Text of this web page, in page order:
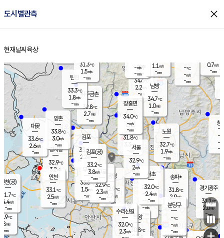
도시별관측 close
홈
현재날씨 육상
의도
℃
m/s
mm
양주
34.6℃
2.2
-mm
과천
- ℃
-m/s
- mm
경기광주
31.1℃
2.0m/s
-mm
경서동
32.9℃
3.2 m/s
-mm
파주금촌
32.8℃
2.7m/s
-mm
-℃
-m/s
-mm
대곶
33.6℃
2.6m/s
-mm
창
-
-m/
-
탄현
33.3℃
1.8m/s
-mm
0.7m/s
-mm
의왕
30.8℃
m/s
김포
33.4℃
2.2 m/s
mm
광명
32.9 ℃
2.7 m/s
-mm
부천
33.3℃
1.5m/s
-mm
양촌
33.8℃
3.0m/s
-mm
구로
32.9℃
2.3m/s
-mm
은평
31.8℃
3.3 m/s
- mm
노원
32.7℃
1.9m/s
-mm
송파*
31.8℃
2.9m/s
-mm
서초
32.0℃
2.4m/s
-mm
남방
34.7℃
1.0m/s
-mm
기흥구갈
수리산길
32.0℃
2.3m/s
분당구
-℃
-m/s
-mm
장흥면
34.0℃
-m/s
-mm
-m/s
-mm
인천(공)
31.7℃
4.4m/s
-mm
김포(공)
33.2℃
3.8m/s
-mm
인천
33.1℃
2.5m/s
-mm
서울
32.9℃
2m/s
-mm
31.3℃
1.5m/s
-mm
1.1 m/s
-mm